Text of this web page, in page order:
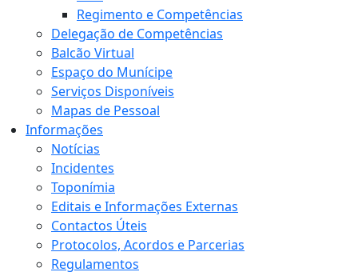
Regimento e Competências
Delegação de Competências
Balcão Virtual
Espaço do Munícipe
Serviços Disponíveis
Mapas de Pessoal
Informações
Notícias
Incidentes
Toponímia
Editais e Informações Externas
Contactos Úteis
Protocolos, Acordos e Parcerias
Regulamentos